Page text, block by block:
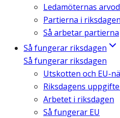
Ledamöternas
Partierna i riksdagen
Så arbetar partierna
Så fungerar riksdagen
Så fungerar riksdagen
Utskotten och EU-
Riksdagens
Arbetet i riksdagen
Så fungerar EU